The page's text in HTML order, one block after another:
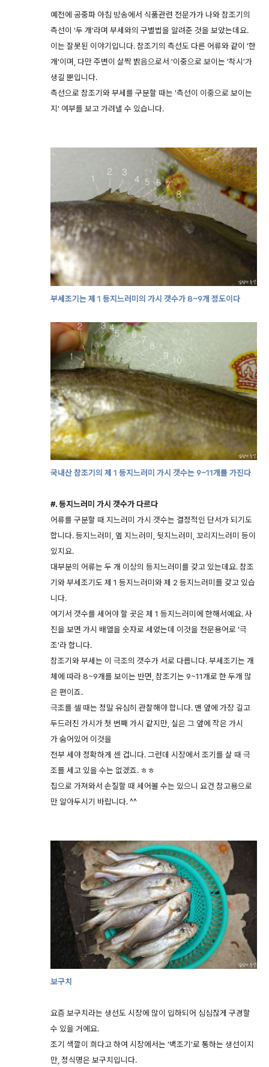
예전에 공중파 아침 방송에서 식품관련 전문가가 나와 참조기의
측선이 '두 개'라며 부세와의 구별법을 알려준 것을 보았는데요.
이는 잘못된 이야기입니다. 참조기의 측선도 다른 어류와 같이 '한
개'이며, 다만 주변이 살짝 밝음으로서 '이중으로 보이는 '착시'가
생길 뿐입니다.
측선으로 참조기와 부세를 구분할 때는 '측선이 이중으로 보이는
지' 여부를 보고 가려낼 수 있습니다.
부세조기는 제 1 등지느러미의 가시 갯수가 8~9개 정도이다
국내산 참조기의 제 1 등지느러미 가시 갯수는 9~11개를 가진다
#. 등지느러미 가시 갯수가 다르다
어류를 구분할 때 지느러미 가시 갯수는 결정적인 단서가 되기도
합니다. 등지느러미, 옆 지느러미, 뒷지느러미, 꼬리지느러미 등이
있지요.
대부분의 어류는 두 개 이상의 등지느러미를 갖고 있는데요. 참조
기와 부세조기도 제 1 등지느러미와 제 2 등지느러미를 갖고 있습
니다.
여기서 갯수를 세어야 할 곳은 제 1 등지느러미에 한해서예요. 사
진을 보면 가시 배열을 숫자로 세었는데 이것을 전문용어로 '극
조'라 합니다.
참조기와 부세는 이 극조의 갯수가 서로 다릅니다. 부세조기는 개
체에 따라 8~9개를 보이는 반면, 참조기는 9~11개로 한 두개 많
은 편이죠.
극조를 셀 때는 정말 유심히 관찰해야 합니다. 맨 앞에 가장 길고
두드러진 가시가 첫 번째 가시 같지만, 실은 그 앞에 작은 가시
가 숨어있어 이것을
전부 세야 정확하게 센 겁니다. 그런데 시장에서 조기를 살 때 극
조를 세고 있을 수는 없겠죠. ㅎㅎ
집으로 가져와서 손질할 때 세어볼 수는 있으니 요건 참고용으로
만 알아두시기 바랍니다. ^^
보구치
요즘 보구치라는 생선도 시장에 많이 입하되어 심심찮게 구경할
수 있을 거에요.
조기 색깔이 희다고 하여 시장에서는 '백조기'로 통하는 생선이지
만, 정식명은 보구치입니다.